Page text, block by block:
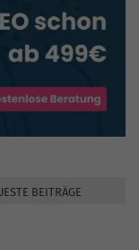
BEITRÄGE